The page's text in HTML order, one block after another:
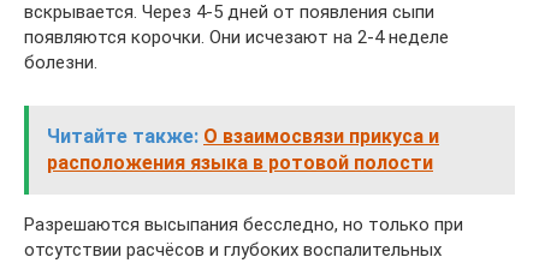
вскрывается. Через 4-5 дней от появления сыпи
появляются корочки. Они исчезают на 2-4 неделе
болезни.
Читайте также: О взаимосвязи прикуса и
расположения языка в ротовой полости
Разрешаются высыпания бесследно, но только при
отсутствии расчёсов и глубоких воспалительных